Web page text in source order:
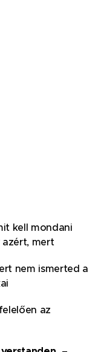
kell mondani
mert
nem ismerted a
az